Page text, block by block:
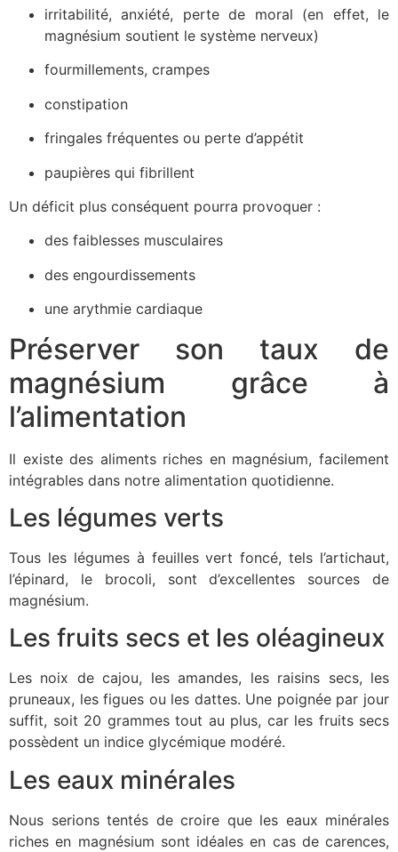
irritabilité, anxiété, perte de moral (en effet, le
magnésium soutient le système nerveux)
fourmillements, crampes
constipation
fringales fréquentes ou perte d’appétit
paupières qui fibrillent
Un déficit plus conséquent pourra provoquer :
des faiblesses musculaires
des engourdissements
une arythmie cardiaque
Préserver son taux de
magnésium grâce à
l’alimentation
Il existe des aliments riches en magnésium, facilement
intégrables dans notre alimentation quotidienne.
Les légumes verts
Tous les légumes à feuilles vert foncé, tels l’artichaut,
l’épinard, le brocoli, sont d’excellentes sources de
magnésium.
Les fruits secs et les oléagineux
Les noix de cajou, les amandes, les raisins secs, les
pruneaux, les figues ou les dattes. Une poignée par jour
suffit, soit 20 grammes tout au plus, car les fruits secs
possèdent un indice glycémique modéré.
Les eaux minérales
Nous serions tentés de croire que les eaux minérales
riches en magnésium sont idéales en cas de carences,